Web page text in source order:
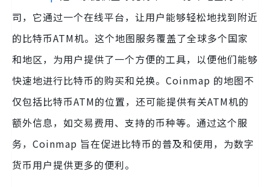
司，它通过一个在线平台，让用户能够轻松地找到附近
的比特币ATM机。这个地图服务覆盖了全球多个国家
和地区，为用户提供了一个方便的工具，以便他们能够
快速地进行比特币的购买和兑换。Coinmap 的地图不
仅包括比特币ATM的位置，还可能提供有关ATM机的
额外信息，如交易费用、支持的币种等。通过这个服
务，Coinmap 旨在促进比特币的普及和使用，为数字
货币用户提供更多的便利。